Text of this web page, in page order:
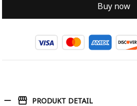
Buy now
PRODUKT DETAIL